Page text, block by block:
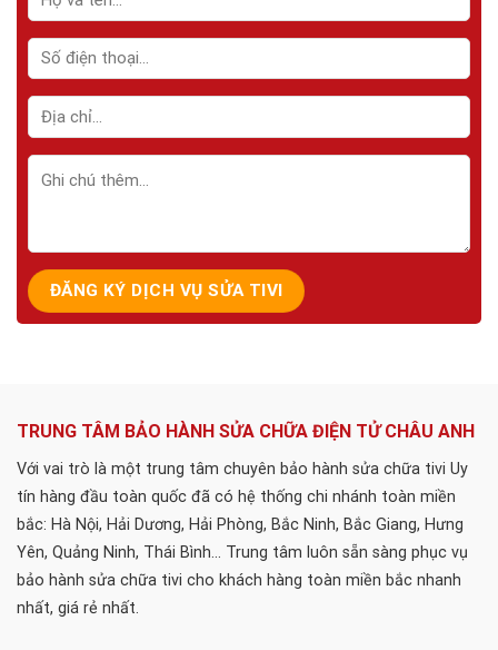
TRUNG TÂM BẢO HÀNH SỬA CHỮA ĐIỆN TỬ CHÂU ANH
Với vai trò là một trung tâm chuyên bảo hành sửa chữa tivi Uy
tín hàng đầu toàn quốc đã có hệ thống chi nhánh toàn miền
bắc: Hà Nội, Hải Dương, Hải Phòng, Bắc Ninh, Bắc Giang, Hưng
Yên, Quảng Ninh, Thái Bình... Trung tâm luôn sẵn sàng phục vụ
bảo hành sửa chữa tivi cho khách hàng toàn miền bắc nhanh
nhất, giá rẻ nhất.